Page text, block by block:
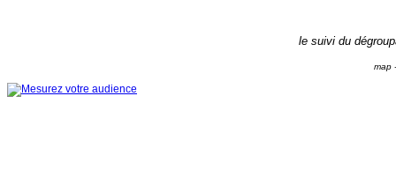
le suivi du
map